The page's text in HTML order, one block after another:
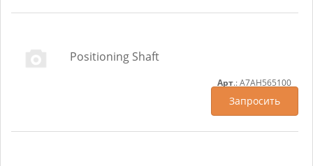
Positioning Shaft
Арт.: A7AH565100
Запросить